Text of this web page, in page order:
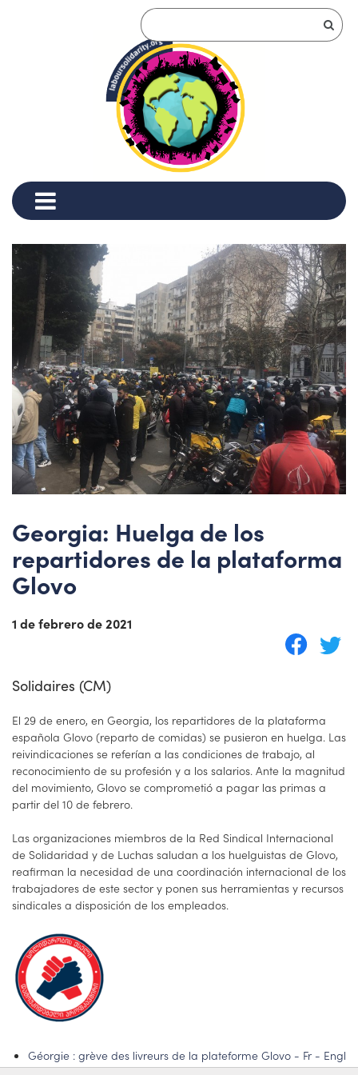
Georgia: Huelga de los
repartidores de la plataforma
Glovo
1 de febrero de 2021
Solidaires (CM)
El 29 de enero, en Georgia, los repartidores de la plataforma
española Glovo (reparto de comidas) se pusieron en huelga. Las
reivindicaciones se referían a las condiciones de trabajo, al
reconocimiento de su profesión y a los salarios. Ante la magnitud
del movimiento, Glovo se comprometió a pagar las primas a
partir del 10 de febrero.
Las organizaciones miembros de la Red Sindical Internacional
de Solidaridad y de Luchas saludan a los huelguistas de Glovo,
reafirman la necesidad de una coordinación internacional de los
trabajadores de este sector y ponen sus herramientas y recursos
sindicales a disposición de los empleados.
Géorgie : grève des livreurs de la plateforme Glovo - Fr - Engl